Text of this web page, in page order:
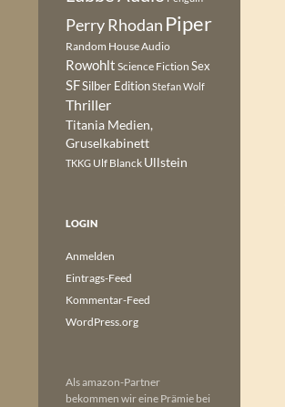
Perry Rhodan Piper
Random House Audio
Rowohlt Science Fiction Sex
SFSilber EditionStefan Wolf
Thriller
Titania Medien,
Gruselkabinett
TKKG Ulf Blanck Ullstein
LOGIN
Anmelden
Eintrags-Feed
Kommentar-Feed
WordPress.org
Als amazon-Partner
bekommen wir eine Prämie bei